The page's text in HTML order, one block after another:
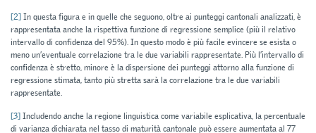
[2]In questa figura e in quelle che seguono, oltre ai punteggi cantonali analizzati, è
rappresentata anche la rispettiva funzione di regressione semplice (più il relativo
intervallo di confidenza del 95%). In questo modo è più facile evincere se esista o
meno un’eventuale correlazione tra le due variabili rappresentate. Più l’intervallo di
confidenza è stretto, minore è la dispersione dei punteggi attorno alla funzione di
regressione stimata, tanto più stretta sarà la correlazione tra le due variabili
rappresentate.
[3]Includendo anche la regione linguistica come variabile esplicativa, la percentuale
di varianza dichiarata nel tasso di maturità cantonale può essere aumentata al 77